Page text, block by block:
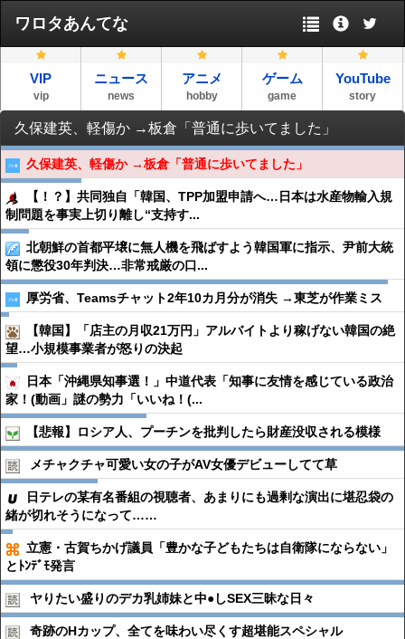
ワロタあんてな
VIP
vip
ニュース
news
アニメ
hobby
ゲーム
game
YouTube
story
久保建英、軽傷か →板倉「普通に歩いてました」
久保建英、軽傷か →板倉「普通に歩いてました」
【！？】共同独自「韓国、TPP加盟申請へ…日本は水産物輸入規
制問題を事実上切り離し“支持す...
北朝鮮の首都平壌に無人機を飛ばすよう韓国軍に指示、尹前大統
領に懲役30年判決…非常戒厳の口...
厚労省、Teamsチャット2年10カ月分が消失 →東芝が作業ミス
【韓国】「店主の月収21万円」アルバイトより稼げない韓国の絶
望…小規模事業者が怒りの決起
日本「沖縄県知事選！」中道代表「知事に友情を感じている政治
家！(動画」謎の勢力「いいね！(...
【悲報】ロシア人、プーチンを批判したら財産没収される模様
メチャクチャ可愛い女の子がAV女優デビューしてて草
日テレの某有名番組の視聴者、あまりにも過剰な演出に堪忍袋の
緒が切れそうになって……
立憲・古賀ちかげ議員「豊かな子どもたちは自衛隊にならない」
とﾄﾝﾃﾞﾓ発言
ヤりたい盛りのデカ乳姉妹と中●︎しSEX三昧な日々
奇跡のHカップ、全てを味わい尽くす超堪能スペシャル